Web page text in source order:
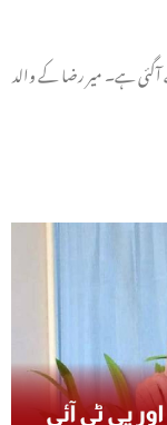
ہے۔ میر رضا کے والد